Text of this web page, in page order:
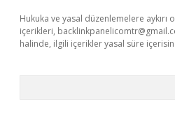
Hukuka ve yasal düzenlemelere
içerikleri,
halinde, ilgili içerikler yasal süre